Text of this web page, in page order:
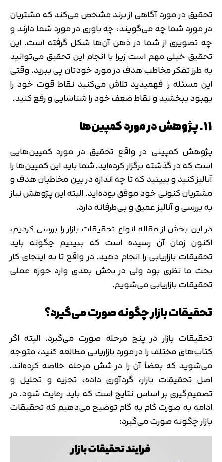
تحقیق در مورد آگاهی از برند مشخص می‌کند که مشتریان
در مورد شما چه می‌گویند، چه باوری در مورد شما دارند و
چه تصویری از شما در ذهن آن‌ها شکل گرفته است. این
تحقیق خیلی مهم است زیرا با انجام این تحقیق می‌توانید
به طرز تفکر مخاطب هدف در مورد خودتان پی ببرید. وقتی
این مسئله را فهمیدید تلاش می‌کنید نقاط قوت خود را
بهبود ببخشید و نقاط ضعف خود را شناسایی و رفع کنید.
11. پژوهش در مورد کمپین‌ها
پژوهش کمپینی در واقع تحقیق در مورد کمپین‌هایی
است که در گذشته برگزار کرده‌اید. شما باید این کمپین‌ها را
آنالیز کنید و ببینید که تا چه اندازه در بین مخاطبان هدف و
مشتریان کنونی خود موفق بوده‌اید. البته این پژوهش نیاز
به بررسی و آنالیز عمیق و بی‌طرفانه دارد.
در این بخش از مقاله انواع تحقیقات بازار را بررسی کردیم،
اکنون زمان آن رسیده است که ببینیم چگونه باید
تحقیقات بازاریابی را انجام دهید. در واقع تا به اینجای کار
بحث ما نظری بود ولی در بخش بعدی وارد حوزه عملی
تحقیقات بازاریابی می‌شویم.
تحقیقات بازار چگونه صورت می‌گیرد؟
تحقیقات بازار در پنج مرحله صورت می‌گیرد. البته اگر
کتاب‌های مختلف را در مورد بازاریابی مطالعه کنید، متوجه
می‌شوید که بعضاً آن را در شش مرحله خلاصه کرده‌اند.
اصل تحقیقات بازار، گردآوری داده، تجزیه و تحلیل و
تصمیم‌گیری بر اساس نتایج است که باید رعایت شود. در
ادامه به صورت گام به گام توضیح می‌دهیم که تحقیقات
بازار چگونه صورت می‌گیرد:
تایید کد
دریافت مجدد کد:00:59
متوجه شدم